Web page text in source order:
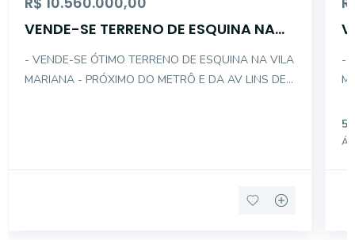
VENDE-SE TERRENO DE ESQUINA NA
VILA MARIANA
- VENDE-SE ÓTIMO TERRENO DE ESQUINA NA VILA
MARIANA - PRÓXIMO DO METRÔ E DA AV LINS DE
-